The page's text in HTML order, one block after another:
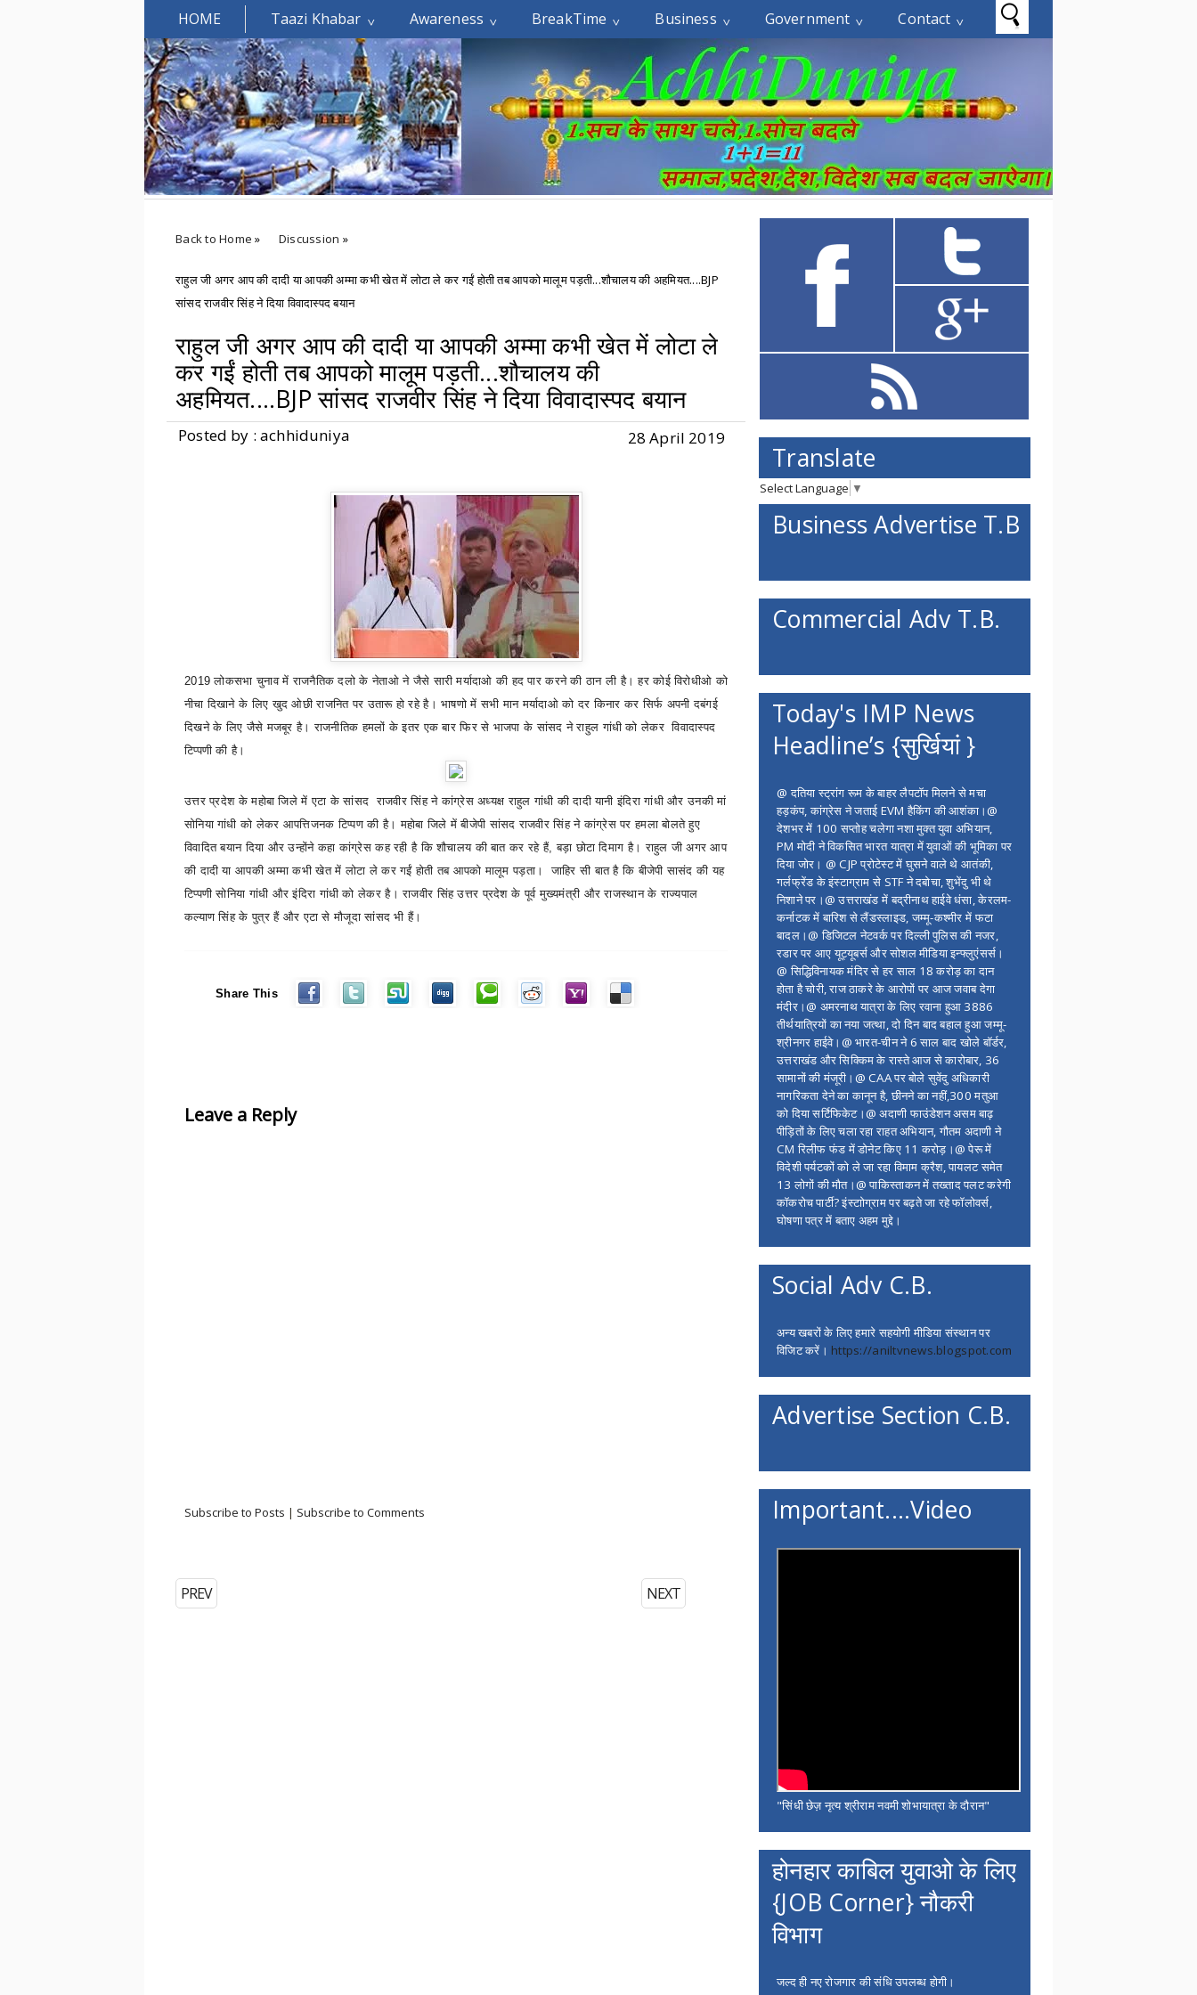
HOME Taazi Khabar Awareness BreakTime Business Government Contact
Welcomes You.....
Back to Home » Discussion »
राहुल जी अगर आप की दादी या आपकी अम्मा कभी खेत में लोटा ले कर गईं होती तब आपको मालूम पड़ती...शौचालय की अहमियत....BJP
सांसद राजवीर सिंह ने दिया विवादास्पद बयान
राहुल जी अगर आप की दादी या आपकी अम्मा कभी खेत में लोटा ले
कर गईं होती तब आपको मालूम पड़ती...शौचालय की
अहमियत....BJP सांसद राजवीर सिंह ने दिया विवादास्पद बयान
Posted by : achhiduniya 28 April 2019
2019 लोकसभा चुनावमें राजनैतिकदलो के नेताओने जैसे सारी मर्यादाओकीहद पार करने की ठान ली है। हर कोईविरोधीओको
नीचा दिखाने के लिए खुदओछीराजनित पर उतारू हो रहे है। भाषणो में सभी मान मर्यादाओ को दर किनार कर सिर्फ अपनी दबंगई
दिखने के लिए जैसे मजबूरहै।राजनीतिक हमलों के इतर एक बार फिर से भाजपा के सांसद ने राहुल गांधी को लेकर विवादास्पद
टिप्पणी की है।
उत्तर प्रदेश के महोबा जिले में एटा के सांसद राजवीर सिंह ने कांग्रेस अध्यक्ष राहुल गांधी की दादी यानी इंदिरा गांधी और उनकी मां
सोनिया गांधी को लेकर आपत्तिजनक टिप्पण की है। महोबा जिले में बीजेपी सांसद राजवीर सिंह ने कांग्रेस पर हमला बोलते हुए
विवादित बयान दिया और उन्होंने कहा कांग्रेस कह रही है कि शौचालय की बात कर रहे हैं,बड़ा छोटा दिमाग है। राहुल जी अगर आप
की दादी या आपकी अम्मा कभी खेत में लोटा ले कर गईं होती तब आपको मालूम पड़ता।
जाहिर सी बात है कि बीजेपी सासंद की यह
टिप्पणी सोनिया गांधी और इंदिरा गांधी को लेकर है। राजवीर सिंह उत्तर प्रदेश के पूर्व मुख्यमंत्री और राजस्थान के राज्यपाल
कल्याण सिंह के पुत्र हैं और एटा से मौजूदा सांसद भी हैं।
Share This
Leave a Reply
Subscribe to Posts | Subscribe to Comments
NEXT
PREV
Translate
Select Language ▼
Business Advertise T.B
Commercial Adv T.B.
Today's IMP News
Headline’s {सुर्खियां }
@ दतिया स्ट्रांग रूम के बाहर लैपटॉप मिलने से मचा
हड़कंप, कांग्रेस ने जताई EVM हैकिंग की आशंका।@
देशभर में 100 सप्ताेह चलेगा नशा मुक्त युवा अभियान,
PM मोदी ने विकसित भारत यात्रा में युवाओं की भूमिका पर
दिया जोर। @ CJP प्रोटेस्ट में घुसने वाले थे आतंकी,
गर्लफ्रेंड के इंस्टाग्राम से STF ने दबोचा, शुभेंदु भी थे
निशाने पर।@ उत्तराखंड में बद्रीनाथ हाईवे धंसा, केरलम-
कर्नाटक में बारिश से लैंडस्लाइड, जम्मू-कश्मीर में फटा
बादल।@ डिजिटल नेटवर्क पर दिल्ली पुलिस की नजर,
रडार पर आए यूट्यूबर्स और सोशल मीडिया इन्फ्लुएंसर्स।
@ सिद्धिविनायक मंदिर से हर साल 18 करोड़ का दान
होता है चोरी, राज ठाकरे के आरोपों पर आज जवाब देगा
मंदीर।@ अमरनाथ यात्रा के लिए रवाना हुआ 3886
तीर्थयात्रियों का नया जत्था, दो दिन बाद बहाल हुआ जम्मू-
श्रीनगर हाईवे।@ भारत-चीन ने 6 साल बाद खोले बॉर्डर,
उत्तराखंड और सिक्किम के रास्ते आज से कारोबार, 36
सामानों की मंजूरी।@ CAA पर बोले सुवेंदु अधिकारी
नागरिकता देने का कानून है, छीनने का नहीं,300 मतुआ
को दिया सर्टिफिकेट।@ अदाणी फाउंडेशन असम बाढ़
पीड़ितों के लिए चला रहा राहत अभियान, गौतम अदाणी ने
CM रिलीफ फंड में डोनेट किए 11 करोड़।@ पेरू में
विदेशी पर्यटकों को ले जा रहा विमाम क्रैश, पायलट समेत
13 लोगों की मौत।@ पाकिस्ताकन में तख्ताद पलट करेगी
कॉकरोच पार्टी? इंस्टाोग्राम पर बढ़ते जा रहे फॉलोवर्स,
घोषणा पत्र में बताए अहम मुद्दे।
Social Adv C.B.
अन्य खबरों के लिए हमारे सहयोगी मीडिया संस्थान पर
विजिट करें। https://aniltvnews.blogspot.com
Advertise Section C.B.
Important....Video
"सिंधी छेज़ नृत्य श्रीराम नवमी शोभायात्रा के दौरान"
होनहार काबिल युवाओ के लिए
{JOB Corner} नौकरी
विभाग
जल्द ही नए रोजगार की संधि उपलब्ध होगी।